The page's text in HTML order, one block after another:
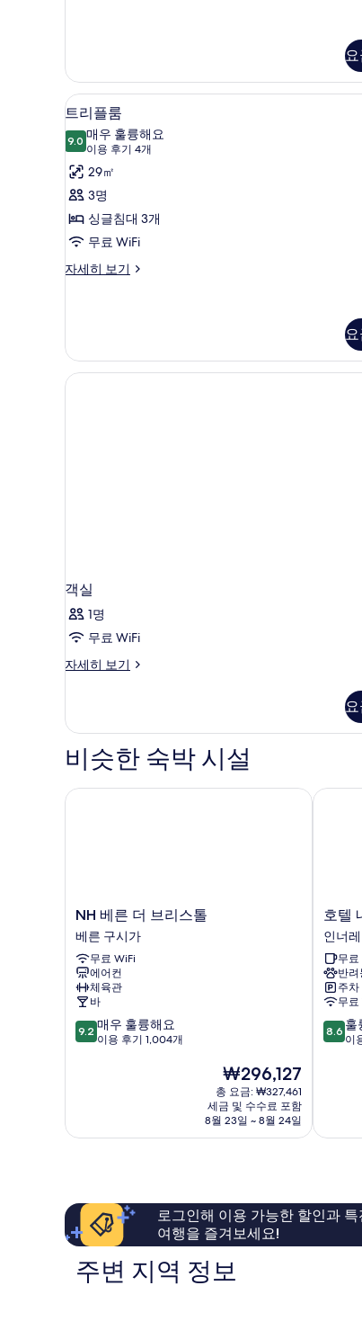
트
리
플
룸
사
진
모
두
미니바, 객실 내 금고,
5
트리플룸
9.09.0점 만점 중 10점
매우 훌륭해요
이용 후기 4개
(이
용
후
기
4
개)
29㎡
3명
싱글침대 3개
무료 WiFi
자세히 보기
트
세
히
보
객실
1명
무료 WiFi
자세히 보기
객
히
기
비슷한 숙박 시설
NH
베
른
더
브
리
스
톨
베
NH 베른 더 브리스톨
베른 구시가
무료 WiFi
에어컨
체육관
바
10
점
매
해
요,
이
용
후
9.2 매우 훌륭해요
이용 후기 1,004개
현
재
요
금
₩296,127
₩296,127
총 요금: ₩327,461
세금 및 수수료 포함
8월 23일 ~ 8월 24일
NH 베른 더 브리스톨
호
텔
내
셔
널
베
른
인
너
호텔
인너
무
반
주차
무료
10
점
훌
이
용
기
8.6 훌
이
호텔 내
로그인해 이용 가능한 할인과
여행을 즐겨보세요!
주변 지역 정보